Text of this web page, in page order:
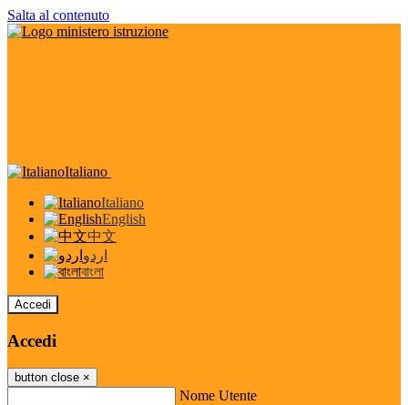
Salta al contenuto
Italiano
Italiano
English
中文
اردو
বাংলা
Accedi
Accedi
button close ×
Nome Utente